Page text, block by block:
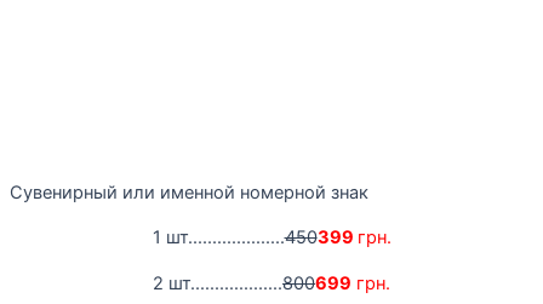
Сувенирный или именной номерной знак
1 шт....................450399 грн.
2 шт...................800699 грн.